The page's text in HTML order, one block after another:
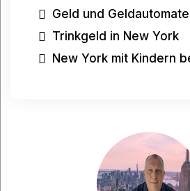
Geld und
Trinkgeld in New York
New York mit Kindern